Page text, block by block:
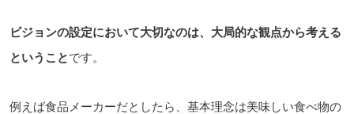
ビジョンの設定において大切なのは、大局的な観点から考える
ということです。
例えば食品メーカーだとしたら、基本理念は美味しい食べ物の